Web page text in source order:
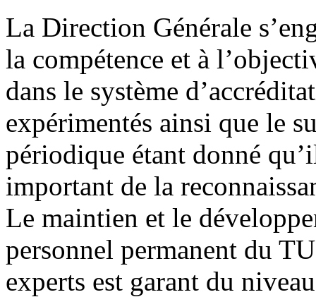
La Direction Générale
la compétence et à
dans le système
expérimentés ainsi que le
périodique étant donné
important de la
Le maintien et le
personnel permanent du
experts est garant du